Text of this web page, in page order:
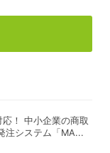
！ 中小企業の商取
注システム「MA...